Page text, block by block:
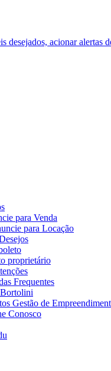
desejados, acionar alertas
para Venda
para Locação
proprietário
Frequentes
Gestão de
Conosco